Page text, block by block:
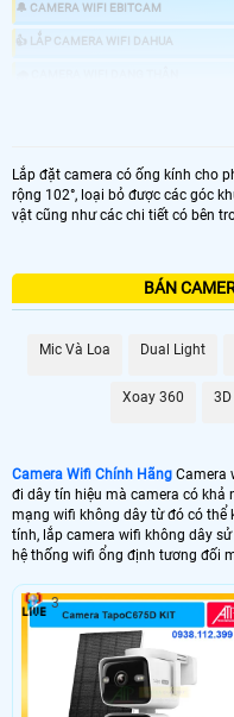
🔔 CAMERA WIFI EBITCAM
👍 LẮP CAMERA WIFI DAHUA
🔍 CAMERA KHÔNG CẦN ĐẦU GHI
phòng vừa và nhỏ. bởi camera
dụng như. Camera wifi hổ trợ
chức năng thông minh báo
các hãng
NHU CẦU LẮP CAMERA WIFI
📸 Lắp Camera Wifi 360 Giá Rẻ
1.200.000 VNĐ
🎙 Camera Wifi 360 Ngoài Trời
2.300.000 VNĐ
🔊 Lắp Camera 360 Thông Minh
1.300.000 VNĐ
💎 Camera Wifi 4MP 360 Ngoài
1.980.000 VNĐ
Lắp đặt camera có ống kính cho
rộng 102°, loại bỏ được các góc
vật cũng như các chi tiết có bên
BÁN
Mic Và Loa Dual Light
Xoay 360 3D
Camera Wifi Chính Hãng Camera
đi dây tín hiệu mà camera có khả
mạng wifi không dây từ đó có
tính, lắp camera wifi không dây
hệ thống wifi ổng định tương đối
3